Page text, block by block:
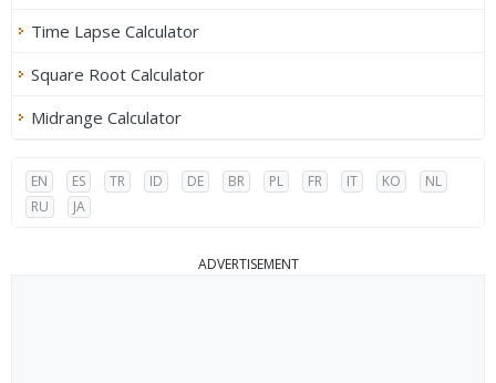
Time Lapse Calculator
Square Root Calculator
Midrange Calculator
EN ES TR ID DE BR PL FR IT KO
NL
RU
JA
ADVERTISEMENT